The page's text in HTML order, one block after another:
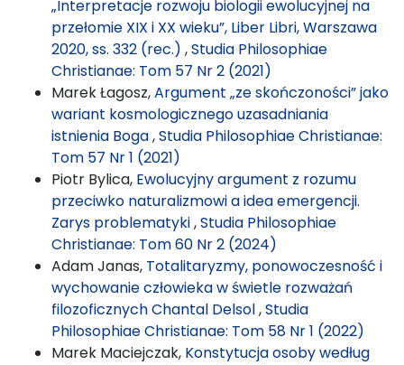
„Interpretacje rozwoju biologii ewolucyjnej na
przełomie XIX i XX wieku”, Liber Libri, Warszawa
2020, ss. 332 (rec.) ,Studia Philosophiae
Christianae: Tom 57 Nr 2 (2021)
Marek Łagosz,Argument „ze skończoności” jako
wariant kosmologicznego uzasadniania
istnienia Boga,Studia Philosophiae Christianae:
Tom 57 Nr 1 (2021)
Piotr Bylica, Ewolucyjny argument z rozumu
przeciwko naturalizmowi a idea emergencji.
Zarys problematyki,Studia Philosophiae
Christianae: Tom 60 Nr 2 (2024)
Adam Janas, Totalitaryzmy, ponowoczesność i
wychowanie człowieka w świetle rozważań
filozoficznych Chantal Delsol,Studia
Philosophiae Christianae: Tom 58 Nr 1 (2022)
Marek Maciejczak, Konstytucja osoby według